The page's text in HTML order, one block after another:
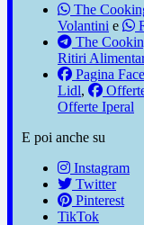
The
Volantini e
The
Ritiri
Pagina
Lidl,
Offerte Iperal
E poi anche su
Instagram
Twitter
Pinterest
TikTok